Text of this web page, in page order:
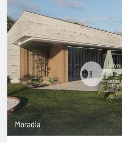
Moradia